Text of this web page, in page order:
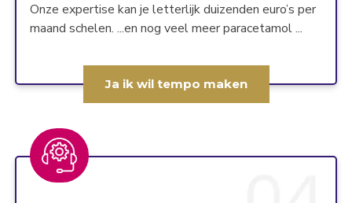
Onze expertise kan je letterlijk duizenden euro’s per
maand schelen. ...en nog veel meer paracetamol ...
Ja ik wil tempo maken